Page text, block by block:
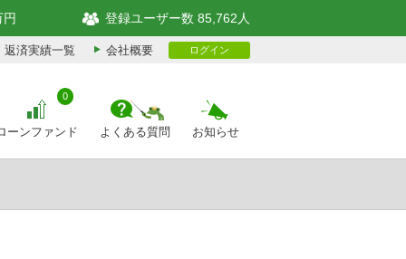
円 登録ユーザー数 85,762人
返済実績一覧 会社概要 ログイン
ーンファンド
0
よくある質問 お知らせ